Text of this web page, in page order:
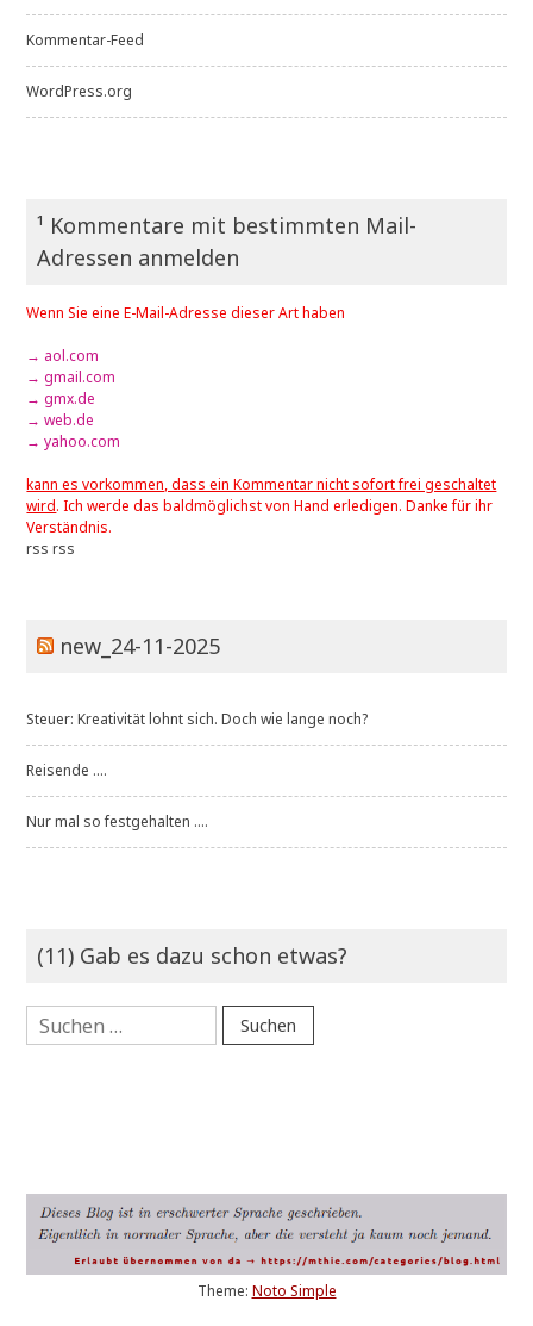
Kommentar-Feed
WordPress.org
¹ Kommentare mit bestimmten Mail-
Adressen anmelden
Wenn Sie eine E-Mail-Adresse dieser Art haben
→ aol.com
→ gmail.com
→ gmx.de
→ web.de
→ yahoo.com
kann es vorkommen, dass ein Kommentar nicht sofort frei geschaltet
wird. Ich werde das baldmöglichst von Hand erledigen. Danke für ihr
Verständnis.
rss rss
new_24-11-2025
Steuer: Kreativität lohnt sich. Doch wie lange noch?
Reisende ....
Nur mal so festgehalten ....
(11) Gab es dazu schon etwas?
Suchen
nach:
Theme: Noto Simple